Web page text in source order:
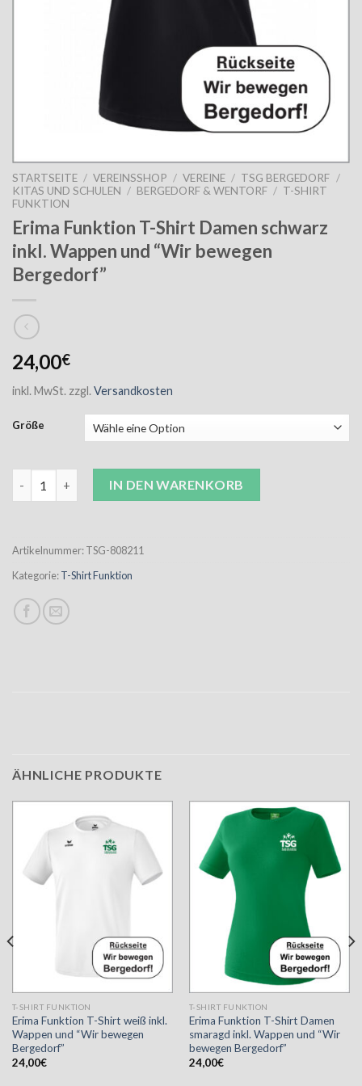
STARTSEITE / VEREINSSHOP / VEREINE / TSG BERGEDORF /
KITAS UND SCHULEN / BERGEDORF & WENTORF / T-SHIRT
FUNKTION
Erima Funktion T-Shirt Damen schwarz
inkl. Wappen und “Wir bewegen
Bergedorf”
24,00€
inkl. MwSt. zzgl. Versandkosten
Größe
IN DEN WARENKORB
Artikelnummer:TSG-808211
Kategorie:T-Shirt Funktion
ÄHNLICHE PRODUKTE
T-SHIRT FUNKTION
Erima Funktion T-Shirt weiß inkl.
Wappen und “Wir bewegen
Bergedorf”
24,00€
T-SHIRT FUNKTION
Erima Funktion T-Shirt Damen
smaragd inkl. Wappen und “Wir
bewegen Bergedorf”
24,00€